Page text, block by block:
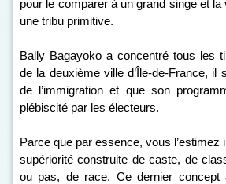
pour le comparer à un grand singe et
une tribu primitive.
Bally Bagayoko a concentré tous les
de la deuxième ville d’Île-de-France, il
de l’immigration et que son
plébiscité par les électeurs.
Parce que par essence, vous l’estimez
supériorité construite de caste, de
ou pas, de race. Ce dernier